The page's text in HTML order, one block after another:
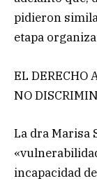
pidieron
etapa
EL DERECHO
NO
La dra Marisa
incapacidad